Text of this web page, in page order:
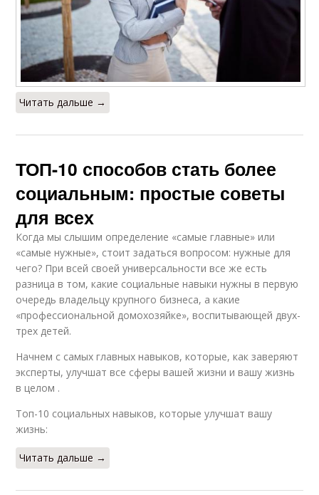
Читать дальше →
ТОП-10 способов стать более
социальным: простые советы
для всех
Когда мы слышим определение «самые главные» или
«самые нужные», стоит задаться вопросом: нужные для
чего? При всей своей универсальности все же есть
разница в том, какие социальные навыки нужны в первую
очередь владельцу крупного бизнеса, а какие
«профессиональной домохозяйке», воспитывающей двух-
трех детей.
Начнем с самых главных навыков, которые, как заверяют
эксперты, улучшат все сферы вашей жизни и вашу жизнь
в целом .
Топ-10 социальных навыков, которые улучшат вашу
жизнь:
Читать дальше →